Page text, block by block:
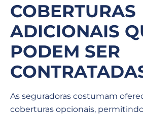
COBERTURAS
ADICIONAIS
PODEM SER
As seguradoras costumam
coberturas opcionais,